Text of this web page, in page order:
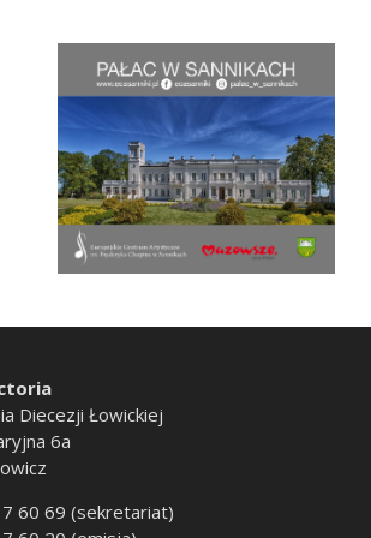
Diecezji Łowickiej
6a
60 69 (sekretariat)